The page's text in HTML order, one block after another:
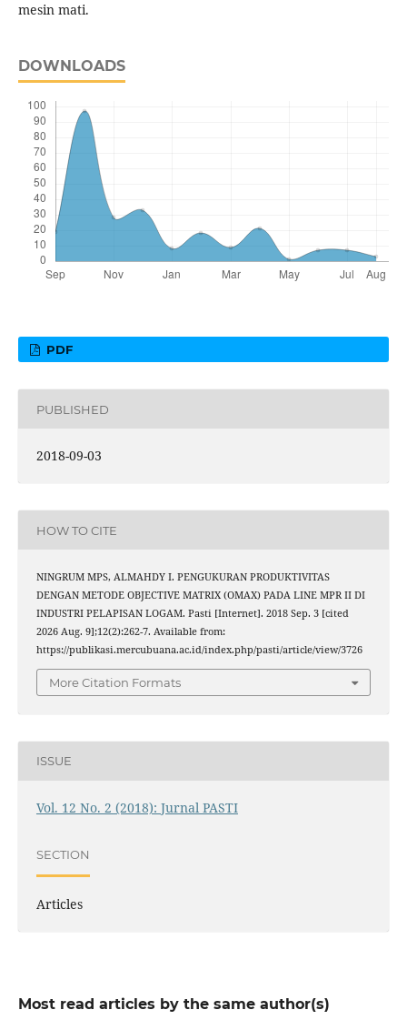
mesin mati.
DOWNLOADS
PDF
PUBLISHED
2018-09-03
HOW TO CITE
NINGRUM MPS, ALMAHDY I. PENGUKURAN PRODUKTIVITAS
DENGAN METODE OBJECTIVE MATRIX (OMAX) PADA LINE MPR II DI
INDUSTRI PELAPISAN LOGAM. Pasti [Internet]. 2018 Sep. 3 [cited
2026 Aug. 9];12(2):262-7. Available from:
https://publikasi.mercubuana.ac.id/index.php/pasti/article/view/3726
More Citation Formats
ISSUE
Vol. 12 No. 2 (2018): Jurnal PASTI
SECTION
Articles
Most read articles by the same author(s)